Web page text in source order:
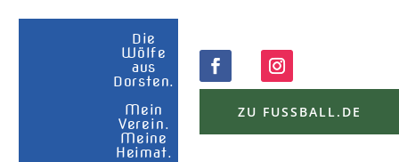
Die
Wölfe
aus
Dorsten.
Mein
Verein.
Meine
Heimat.
ZU FUSSBALL.DE